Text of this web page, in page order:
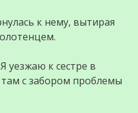
к нему, вытирая
уезжаю к сестре в
с забором проблемы